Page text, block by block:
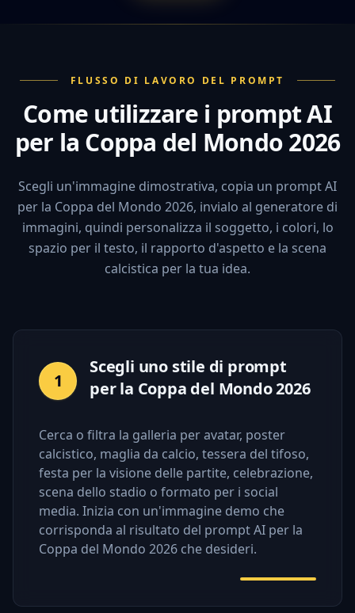
FLUSSO DI LAVORO DEL PROMPT
Come utilizzare i prompt AI
per la Coppa del Mondo 2026
Scegli un'immagine dimostrativa, copia un prompt AI
per la Coppa del Mondo 2026, invialo al generatore di
immagini, quindi personalizza il soggetto, i colori, lo
spazio per il testo, il rapporto d'aspetto e la scena
calcistica per la tua idea.
1
Scegli uno stile di prompt
per la Coppa del Mondo 2026
Cerca o filtra la galleria per avatar, poster
calcistico, maglia da calcio, tessera del tifoso,
festa per la visione delle partite, celebrazione,
scena dello stadio o formato per i social
media. Inizia con un'immagine demo che
corrisponda al risultato del prompt AI per la
Coppa del Mondo 2026 che desideri.